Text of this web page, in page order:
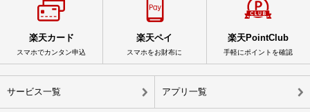
楽天カード
スマホでカンタン申込
楽天ペイ
スマホをお財布に
楽天PointClub
手軽にポイントを確認
サービス一覧 アプリ一覧